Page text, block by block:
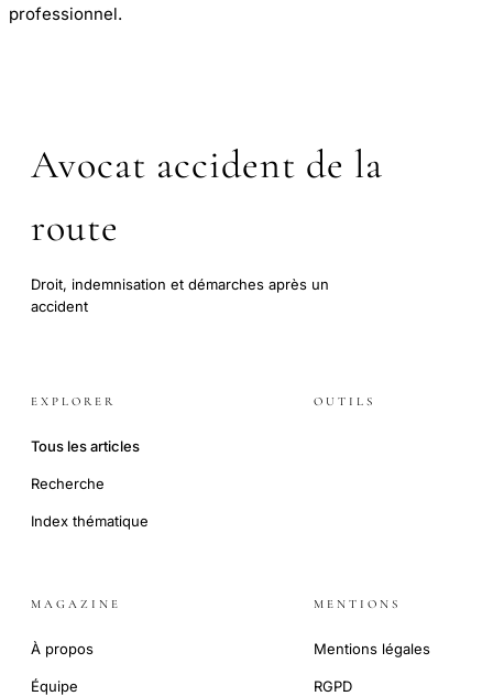
professionnel.
Avocat accident de la
route
Droit, indemnisation et démarches après un
accident
EXPLORER
Tous les articles
Recherche
Index thématique
OUTILS
MAGAZINE
À propos
Équipe
MENTIONS
Mentions légales
RGPD